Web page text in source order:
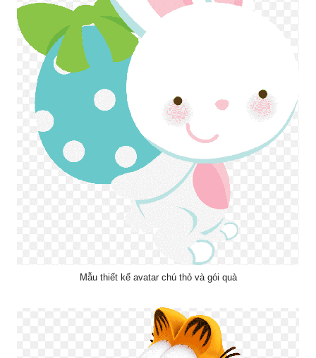
Mẫu thiết kế avatar chú thỏ và gói quà